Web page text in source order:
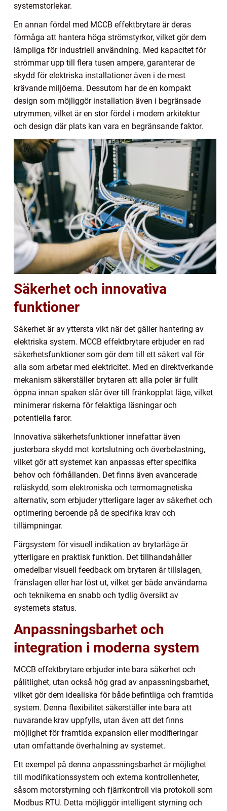
systemstorlekar.
En annan fördel med MCCB effektbrytare är deras
förmåga att hantera höga strömstyrkor, vilket gör dem
lämpliga för industriell användning. Med kapacitet för
strömmar upp till flera tusen ampere, garanterar de
skydd för elektriska installationer även i de mest
krävande miljöerna. Dessutom har de en kompakt
design som möjliggör installation även i begränsade
utrymmen, vilket är en stor fördel i modern arkitektur
och design där plats kan vara en begränsande faktor.
Säkerhet och innovativa
funktioner
Säkerhet är av yttersta vikt när det gäller hantering av
elektriska system. MCCB effektbrytare erbjuder en rad
säkerhetsfunktioner som gör dem till ett säkert val för
alla som arbetar med elektricitet. Med en direktverkande
mekanism säkerställer brytaren att alla poler är fullt
öppna innan spaken slår över till frånkopplat läge, vilket
minimerar riskerna för felaktiga läsningar och
potentiella faror.
Innovativa säkerhetsfunktioner innefattar även
justerbara skydd mot kortslutning och överbelastning,
vilket gör att systemet kan anpassas efter specifika
behov och förhållanden. Det finns även avancerade
reläskydd, som elektroniska och termomagnetiska
alternativ, som erbjuder ytterligare lager av säkerhet och
optimering beroende på de specifika krav och
tillämpningar.
Färgsystem för visuell indikation av brytarläge är
ytterligare en praktisk funktion. Det tillhandahåller
omedelbar visuell feedback om brytaren är tillslagen,
frånslagen eller har löst ut, vilket ger både användarna
och teknikerna en snabb och tydlig översikt av
systemets status.
Anpassningsbarhet och
integration i moderna system
MCCB effektbrytare erbjuder inte bara säkerhet och
pålitlighet, utan också hög grad av anpassningsbarhet,
vilket gör dem idealiska för både befintliga och framtida
system. Denna flexibilitet säkerställer inte bara att
nuvarande krav uppfylls, utan även att det finns
möjlighet för framtida expansion eller modifieringar
utan omfattande överhalning av systemet.
Ett exempel på denna anpassningsbarhet är möjlighet
till modifikationssystem och externa kontrollenheter,
såsom motorstyrning och fjärrkontroll via protokoll som
Modbus RTU. Detta möjliggör intelligent styrning och